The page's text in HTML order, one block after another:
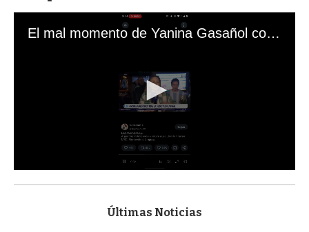
El mal momento de Yanina Gasañol con un hincha argentino en "Subrayado"
s
Últimas Noticias